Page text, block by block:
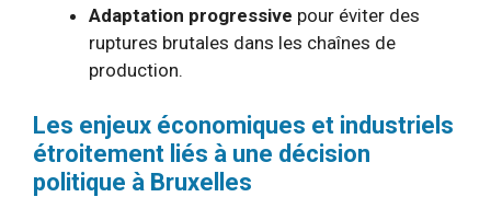
Adaptation progressive pour éviter des
ruptures brutales dans les chaînes de
production.
Les enjeux économiques et industriels
étroitement liés à une décision
politique à Bruxelles